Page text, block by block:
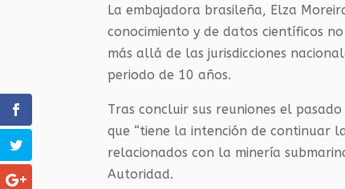
La embajadora brasileña, Elza
conocimiento y de datos científicos
más allá de las jurisdicciones
periodo de 10 años.
Tras concluir sus reuniones el
que “tiene la intención de continuar
relacionados con la minería
Autoridad.